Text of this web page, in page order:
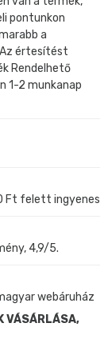
pontunkon
a
értesítést
Rendelhető
1-2 munkanap
Ft felett ingyenes
4,9/5.
webáruház
VÁSÁRLÁSA,